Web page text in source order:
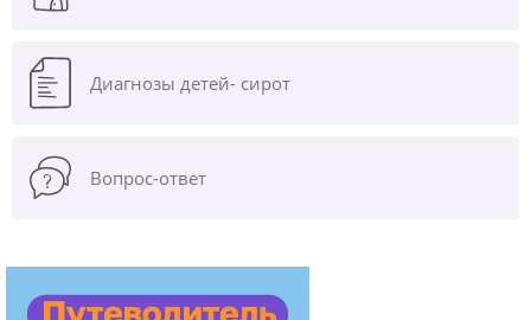
Диагнозы детей- сирот
Вопрос-ответ